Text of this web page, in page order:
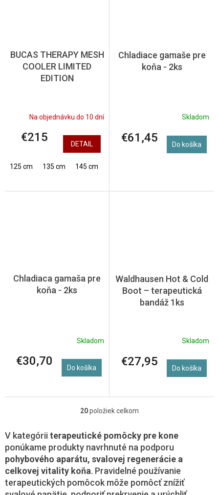
BUCAS THERAPY MESH
COOLER LIMITED
EDITION
Na objednávku do 10 dní
€215 DETAIL
125 cm 135 cm 145 cm
Chladiace gamaše pre
koňa - 2ks
Skladom
€61,45 Do košíka
Chladiaca gamaša pre
koňa - 2ks
Skladom
€30,70 Do košíka
Waldhausen Hot & Cold
Boot – terapeutická
bandáž 1ks
Skladom
€27,95 Do košíka
O
l
d
a
c
i
20položiek celkom
V kategóriiterapeutické pomôcky pre kone
ponúkame produkty navrhnuté na podporu
pohybového aparátu, svalovej regenerácie a
celkovej vitality koňa. Pravidelné používanie
terapeutických pomôcok môže pomôcť znížiť